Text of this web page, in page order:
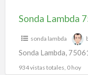
Sonda Lambda
sonda lambda
Sonda Lambda,
934 vistas totales, 0 hoy